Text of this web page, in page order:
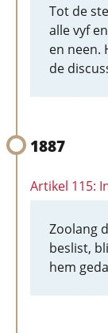
Tot de
alle vyf
en neen.
de
1887
Artikel 115:
Zoolang
beslist,
hem